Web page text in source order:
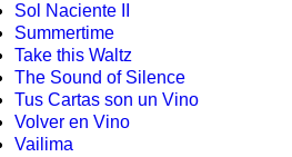
Sol Naciente II
Summertime
Take this Waltz
The Sound of Silence
Tus Cartas son un Vino
Volver en Vino
Vailima